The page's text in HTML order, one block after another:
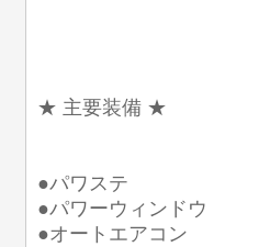
★ 主要装備 ★
●パワステ
●パワーウィンドウ
●オートエアコン